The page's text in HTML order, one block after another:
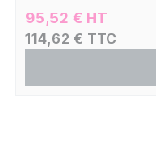
95,52 € HT
114,62 € TTC